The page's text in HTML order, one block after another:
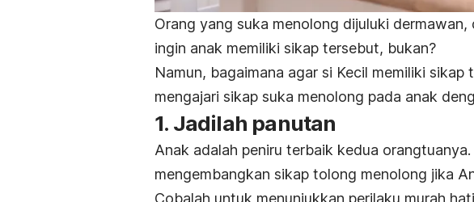
Orang yang suka menolong dijuluki
ingin anak memiliki sikap tersebut, bukan?
Namun, bagaimana agar si Kecil memiliki sikap
mengajari sikap suka menolong pada anak
1. Jadilah panutan
Anak adalah peniru terbaik kedua
mengembangkan sikap tolong menolong jika
Cobalah untuk menunjukkan perilaku murah